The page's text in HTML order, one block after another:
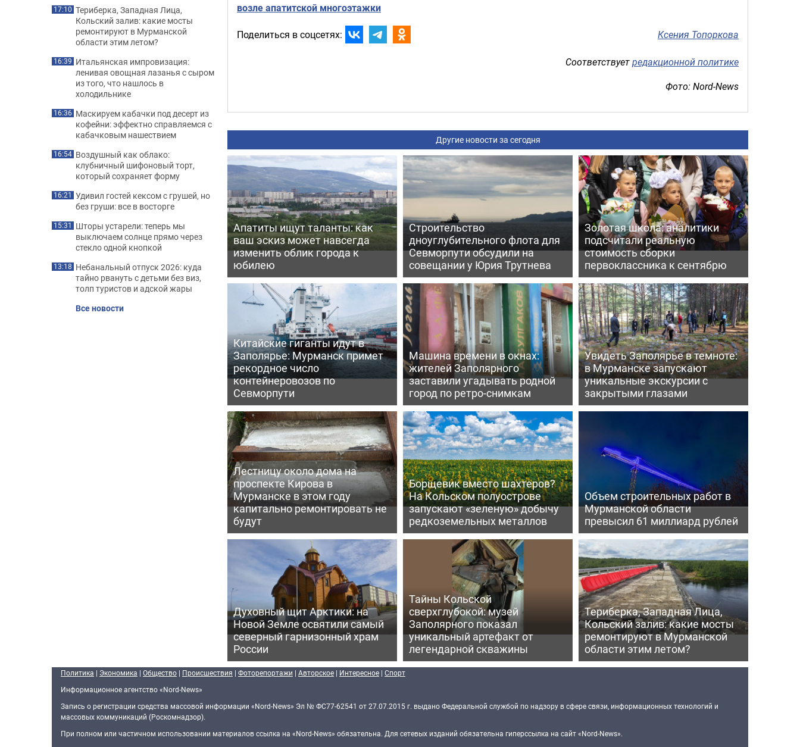
возле апатитской многоэтажки
Поделиться в соцсетях: Ксения Топоркова
Соответствуетредакционной политике
Фото: Nord-News
Другие новости за сегодня
Апатиты ищут таланты: как
ваш эскиз может навсегда
изменить облик города к
юбилею
Строительство
дноуглубительного флота для
Севморпути обсудили на
совещании у Юрия Трутнева
Золотая школа: аналитики
подсчитали реальную
стоимость сборки
первоклассника к сентябрю
Китайские гиганты идут в
Заполярье: Мурманск примет
рекордное число
контейнеровозов по
Севморпути
Машина времени в окнах:
жителей Заполярного
заставили угадывать родной
город по ретро-снимкам
Увидеть Заполярье в темноте:
в Мурманске запускают
уникальные экскурсии с
закрытыми глазами
Лестницу около дома на
проспекте Кирова в
Мурманске в этом году
капитально ремонтировать не
будут
Борщевик вместо шахтеров?
На Кольском полуострове
запускают «зеленую» добычу
редкоземельных металлов
Объем строительных работ в
Мурманской области
превысил 61 миллиард рублей
Духовный щит Арктики: на
Новой Земле освятили самый
северный гарнизонный храм
России
Тайны Кольской
сверхглубокой: музей
Заполярного показал
уникальный артефакт от
легендарной скважины
Териберка, Западная Лица,
Кольский залив: какие мосты
ремонтируют в Мурманской
области этим летом?
17:10 Териберка, Западная Лица,
Кольский залив: какие мосты
ремонтируют в Мурманской
области этим летом?
16:39 Итальянская импровизация:
ленивая овощная лазанья с сыром
из того, что нашлось в
холодильнике
16:36 Маскируем кабачки под десерт из
кофейни: эффектно справляемся с
кабачковым нашествием
16:54 Воздушный как облако:
клубничный шифоновый торт,
который сохраняет форму
16:21 Удивил гостей кексом с грушей, но
без груши: все в восторге
15:31 Шторы устарели: теперь мы
выключаем солнце прямо через
стекло одной кнопкой
13:18 Небанальный отпуск 2026: куда
тайно рвануть с детьми без виз,
толп туристов и адской жары
Все новости
Политика | Экономика | Общество | Происшествия | Фоторепортажи | Авторское | Интересное | Спорт
Информационное агентство «Nord-News»
Запись о регистрации средства массовой информации «Nord-News» Эл № ФС77-62541 от 27.07.2015 г. выдано Федеральной службой по надзору в сфере связи, информационных технологий и
массовых коммуникаций (Роскомнадзор).
При полном или частичном использовании материалов ссылка на «Nord-News» обязательна. Для сетевых изданий обязательна гиперссылка на сайт «Nord-News».